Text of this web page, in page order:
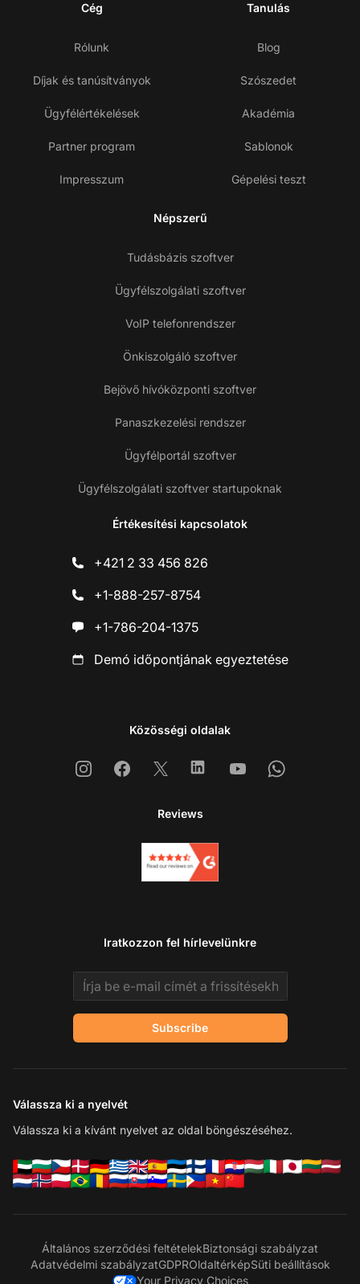
Cég
Rólunk
Díjak és tanúsítványok
Ügyfélértékelések
Partner program
Impresszum
Tanulás
Blog
Szószedet
Akadémia
Sablonok
Gépelési teszt
Népszerű
Tudásbázis szoftver
Ügyfélszolgálati szoftver
VoIP telefonrendszer
Önkiszolgáló szoftver
Bejövő hívóközponti szoftver
Panaszkezelési rendszer
Ügyfélportál szoftver
Ügyfélszolgálati szoftver startupoknak
Értékesítési kapcsolatok
+421 2 33 456 826
+1-888-257-8754
+1-786-204-1375
Demó időpontjának egyeztetése
Közösségi oldalak
InstagramFacebook
X LinkedinYoutubeWhatsapp
Reviews
Iratkozzon fel hírlevelünkre
Email address
Subscribe
Válassza ki a nyelvét
Válassza ki a kívánt nyelvet az oldal böngészéséhez.
Általános szerződési feltételekBiztonsági szabályzat
Adatvédelmi szabályzatGDPROldaltérképSüti beállítások
Your Privacy Choices